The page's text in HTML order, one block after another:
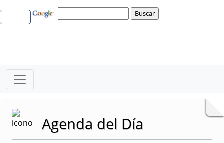
Agenda del Día